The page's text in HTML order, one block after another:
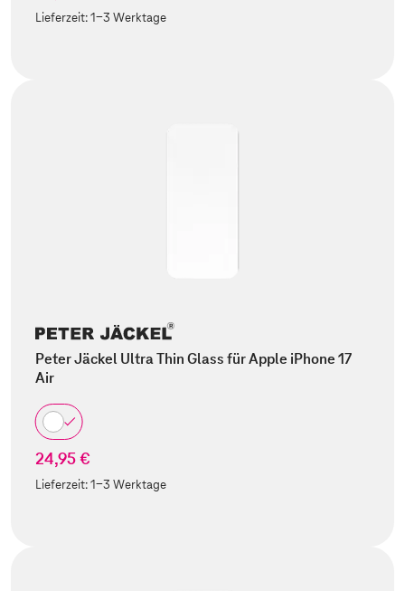
Lieferzeit:1-3 Werktage
Peter Jäckel Ultra Thin Glass für Apple iPhone 17
Air
24,95 €
Lieferzeit:1-3 Werktage